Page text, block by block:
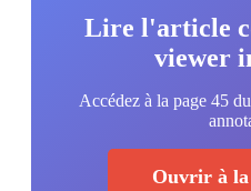
Lire l'article
viewer
Accédez à la page 45
Ouvrir à